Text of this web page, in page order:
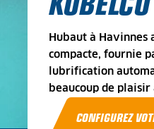
Hubaut à Havinnes
compacte, fournie
lubrification
beaucoup de
CONFIGUREZ